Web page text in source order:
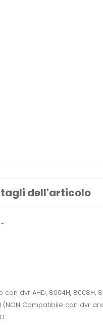
dell'articolo
-
dvr AHD, 8004H, 8008H,
Compatibile con dvr